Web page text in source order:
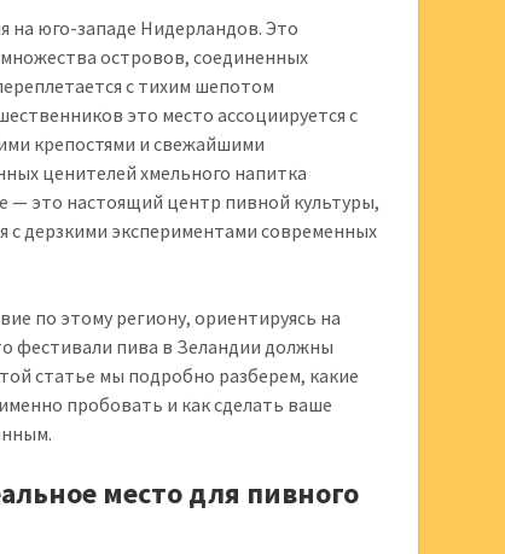
на юго-западе Нидерландов. Это
островов, соединенных
с тихим шепотом
это место ассоциируется с
крепостями и свежайшими
ценителей хмельного напитка
— это настоящий центр пивной культуры,
с дерзкими экспериментами современных
по этому региону, ориентируясь на
фестивали пива в Зеландии должны
статье мы подробно разберем, какие
пробовать и как сделать ваше
место для пивного